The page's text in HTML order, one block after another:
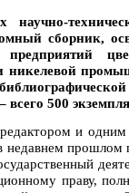
научно-
сборник,
предприятий
никелевой
всего 500
и одним
прошлом
праву,